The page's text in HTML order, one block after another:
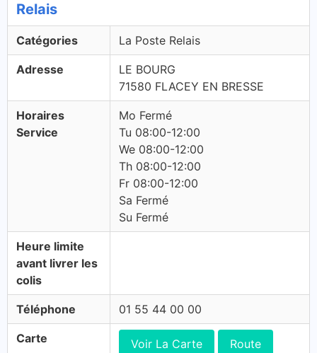
Relais
Catégories La Poste Relais
Adresse
LE BOURG
71580 FLACEY EN BRESSE
Horaires
Service
Mo Fermé
Tu 08:00-12:00
We 08:00-12:00
Th 08:00-12:00
Fr 08:00-12:00
Sa Fermé
Su Fermé
Heure limite
avant livrer les
colis
Téléphone 01 55 44 00 00
Carte Voir La Carte Route